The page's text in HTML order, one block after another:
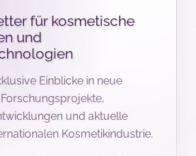
für kosmetische
und
Einblicke in neue
und aktuelle
Kosmetikindustrie.